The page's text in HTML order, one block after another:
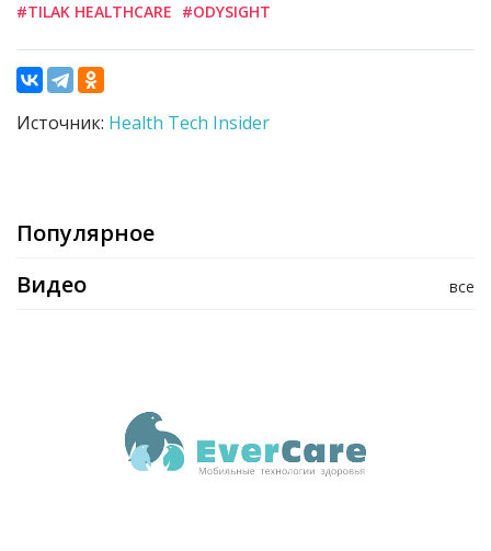
#TILAK HEALTHCARE #ODYSIGHT
Источник: Health Tech Insider
Популярное
все
Видео